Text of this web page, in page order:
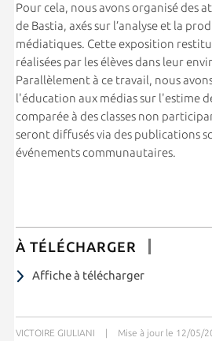
Pour cela, nous avons organisé des
de Bastia, axés sur l’analyse et la
médiatiques. Cette exposition
réalisées par les élèves dans leur
Parallèlement à ce travail, nous
l'éducation aux médias sur l'estime
comparée à des classes non
seront diffusés via des publications
événements communautaires.
À TÉLÉCHARGER
Affiche à télécharger
VICTOIRE GIULIANI | Mise à jour le 12/05/